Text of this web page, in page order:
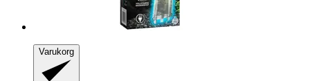
Varukorg